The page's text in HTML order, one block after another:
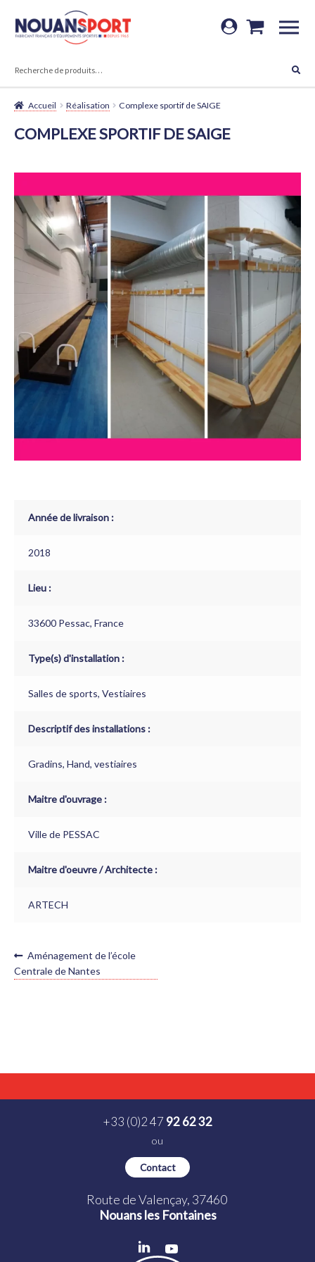
Aller
Aller
Accueil Réalisation Complexe sportif de SAIGE
COMPLEXE SPORTIF DE SAIGE
Année de livraison :
2018
Lieu :
33600 Pessac, France
Type(s) d'installation :
Salles de sports, Vestiaires
Descriptif des installations :
Gradins, Hand, vestiaires
Maitre d'ouvrage :
Ville de PESSAC
Maitre d'oeuvre / Architecte :
ARTECH
NAVIGATION
DE
Article
précédent :
Aménagement de l’école
Centrale de Nantes
+33 (0)2 47 92 62 32
ou
Contact
Route de Valençay, 37460
Nouans les Fontaines